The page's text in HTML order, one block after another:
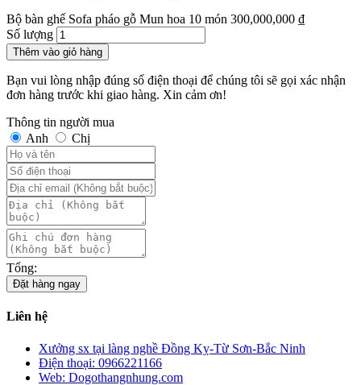
Bộ bàn ghế Sofa pháo gỗ Mun hoa 10 món 300,000,000 ₫
Số lượng
Thêm vào giỏ hàng
Bạn vui lòng nhập đúng số điện thoại để chúng tôi sẽ gọi xác nhận
đơn hàng trước khi giao hàng. Xin cảm ơn!
Thông tin người mua
Anh
Chị
Tổng:
Đặt hàng ngay
Liên hệ
Xưởng sx tại làng nghề Đồng Kỵ-Từ Sơn-Bắc Ninh
Điện thoại: 0966221166
Web: Dogothangnhung.com